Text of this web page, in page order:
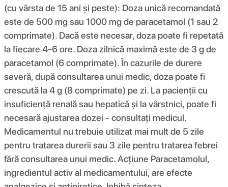
(cu vârsta de 15 ani și peste): Doza unică recomandată
este de 500 mg sau 1000 mg de paracetamol (1 sau 2
comprimate). Dacă este necesar, doza poate fi repetată
la fiecare 4-6 ore. Doza zilnică maximă este de 3 g de
paracetamol (6 comprimate). În cazurile de durere
severă, după consultarea unui medic, doza poate fi
crescută la 4 g (8 comprimate) pe zi. La pacienții cu
insuficiență renală sau hepatică și la vârstnici, poate fi
necesară ajustarea dozei - consultați medicul.
Medicamentul nu trebuie utilizat mai mult de 5 zile
pentru tratarea durerii sau 3 zile pentru tratarea febrei
fără consultarea unui medic. Acţiune Paracetamolul,
ingredientul activ al medicamentului, are efecte